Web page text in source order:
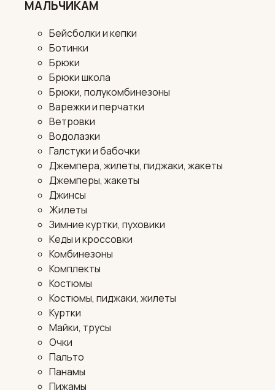
МАЛЬЧИКАМ
Бейсболки и кепки
Ботинки
Брюки
Брюки школа
Брюки, полукомбинезоны
Варежки и перчатки
Ветровки
Водолазки
Галстуки и бабочки
Джемпера, жилеты, пиджаки, жакеты
Джемперы, жакеты
Джинсы
Жилеты
Зимние куртки, пуховики
Кеды и кроссовки
Комбинезоны
Комплекты
Костюмы
Костюмы, пиджаки, жилеты
Куртки
Майки, трусы
Очки
Пальто
Панамы
Пижамы